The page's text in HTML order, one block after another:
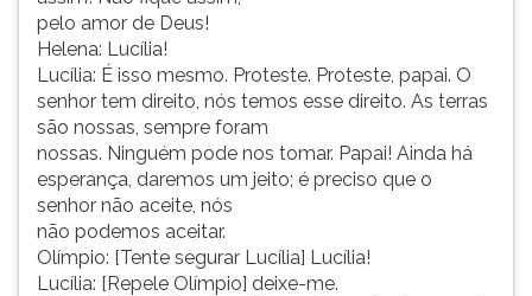
pelo amor de Deus!
Helena: Lucília!
Lucília: É isso mesmo. Proteste. Proteste, papai. O
senhor tem direito, nós temos esse direito. As terras
são nossas, sempre foram
nossas. Ninguém pode nos tomar. Papai! Ainda há
esperança, daremos um jeito; é preciso que o
senhor não aceite, nós
não podemos aceitar.
Olímpio: [Tente segurar Lucília] Lucília!
Lucília: [Repele Olímpio] deixe-me.